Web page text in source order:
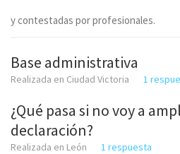
y contestadas por profesionales.
Base administrativa
Realizada en Ciudad Victoria 1
¿Qué pasa si no voy a
declaración?
Realizada en León 1 respuesta